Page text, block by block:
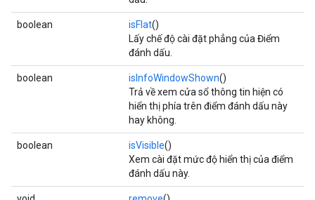
boolean isFlat()
Lấy chế độ cài đặt phẳng của Điểm
đánh dấu.
boolean isInfoWindowShown()
Trả về xem cửa sổ thông tin hiện có
hiển thị phía trên điểm đánh dấu này
hay không.
boolean isVisible()
Xem cài đặt mức độ hiển thị của điểm
đánh dấu này.